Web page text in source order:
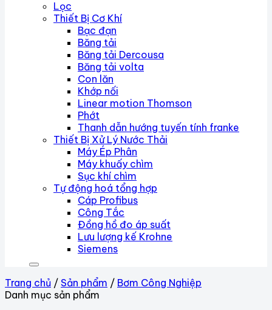
Lọc
Thiết Bị Cơ Khí
Bạc đạn
Băng tải
Băng tải Dercousa
Băng tải volta
Con lăn
Khớp nối
Linear motion Thomson
Phớt
Thanh dẫn hướng tuyến tính franke
Thiết Bị Xử Lý Nước Thải
Máy Ép Phân
Máy khuấy chìm
Sục khí chìm
Tự động hoá tổng hợp
Cáp Profibus
Công Tắc
Đồng hồ đo áp suất
Lưu lượng kế Krohne
Siemens
Trang chủ / Sản phẩm / Bơm Công Nghiệp
Danh mục sản phẩm